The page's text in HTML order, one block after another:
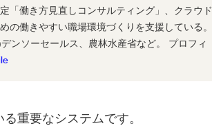
「働き方見直しコンサルティング」、クラウド
の働きやすい職場環境づくりを支援している。
ンソーセールス、農林水産省など。 プロフィ
重要なシステムです。